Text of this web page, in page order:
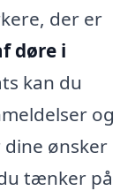
der er
døre i
kan du
og
ønsker
tænker på